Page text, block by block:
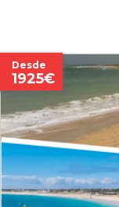
Desde
1925€